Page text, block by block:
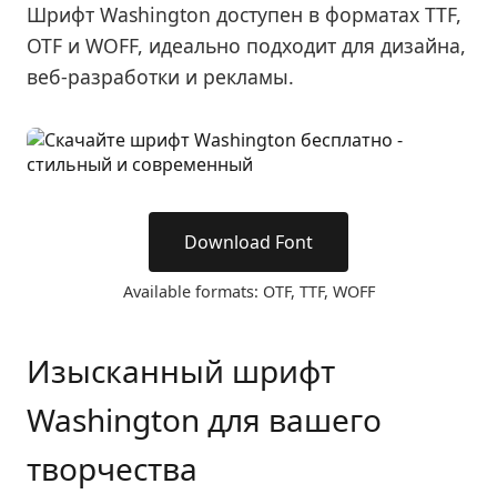
Шрифт Washington доступен в форматах TTF,
OTF и WOFF, идеально подходит для дизайна,
веб-разработки и рекламы.
Download Font
Available formats: OTF, TTF, WOFF
Изысканный шрифт
Washington для вашего
творчества